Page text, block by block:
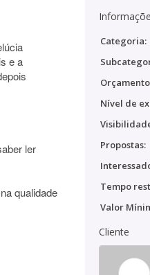
e a
ler
qualidade
Categoria:
Nível de
Propostas:
Tempo
Valor
Cliente